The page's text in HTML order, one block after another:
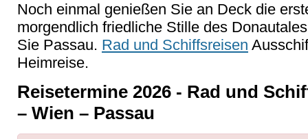
Noch einmal genießen Sie an Deck die
morgendlich friedliche Stille des
Sie Passau. Rad und Schiffsreisen
Heimreise.
Reisetermine 2026 - Rad und
– Wien – Passau